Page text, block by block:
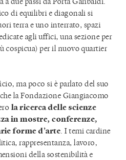
di equilibri e diagonali si
terra e uno interrato, spazi
agli uffici, una sezione per
cospicua) per il nuovo quartier
ma poco si è parlato del suo
la Fondazione Giangiacomo
la ricerca delle scienze
in mostre, conferenze,
forme d’arte. I temi cardine
rappresentanza, lavoro,
della sostenibilità e